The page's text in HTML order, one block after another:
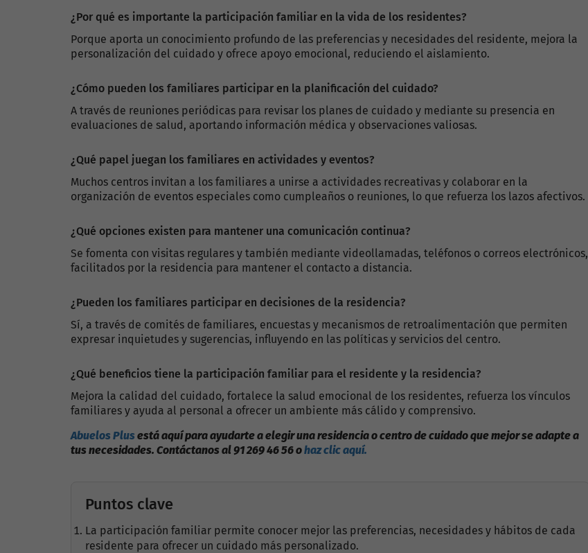
¿Por qué es importante la participación familiar en la vida de los residentes?
Porque aporta un conocimiento profundo de las preferencias y necesidades del residente, mejora la
personalización del cuidado y ofrece apoyo emocional, reduciendo el aislamiento.
¿Cómo pueden los familiares participar en la planificación del cuidado?
A través de reuniones periódicas para revisar los planes de cuidado y mediante su presencia en
evaluaciones de salud, aportando información médica y observaciones valiosas.
¿Qué papel juegan los familiares en actividades y eventos?
Muchos centros invitan a los familiares a unirse a actividades recreativas y colaborar en la
organización de eventos especiales como cumpleaños o reuniones, lo que refuerza los lazos afectivos.
¿Qué opciones existen para mantener una comunicación continua?
Se fomenta con visitas regulares y también mediante videollamadas, teléfonos o correos electrónicos,
facilitados por la residencia para mantener el contacto a distancia.
¿Pueden los familiares participar en decisiones de la residencia?
Sí, a través de comités de familiares, encuestas y mecanismos de retroalimentación que permiten
expresar inquietudes y sugerencias, influyendo en las políticas y servicios del centro.
¿Qué beneficios tiene la participación familiar para el residente y la residencia?
Mejora la calidad del cuidado, fortalece la salud emocional de los residentes, refuerza los vínculos
familiares y ayuda al personal a ofrecer un ambiente más cálido y comprensivo.
Abuelos Plus está aquí para ayudarte a elegir una residencia o centro de cuidado que mejor se adapte a
tus necesidades. Contáctanos al 91 269 46 56 ohaz clic aquí.
Puntos clave
La participación familiar permite conocer mejor las preferencias, necesidades y hábitos de cada
residente para ofrecer un cuidado más personalizado.